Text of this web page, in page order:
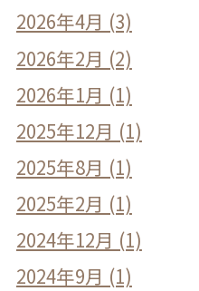
2026年4月 (3)
2026年2月 (2)
2026年1月 (1)
2025年12月 (1)
2025年8月 (1)
2025年2月 (1)
2024年12月 (1)
2024年9月 (1)